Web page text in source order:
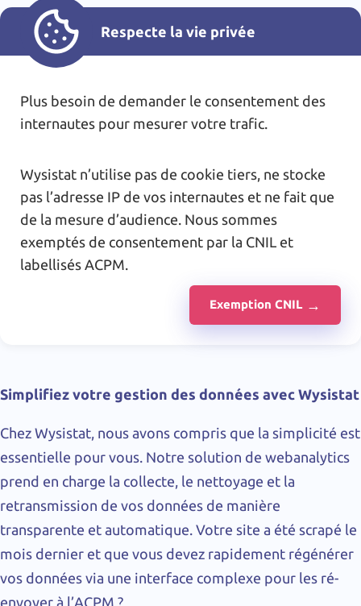
Respecte la vie privée
Plus besoin de demander le consentement des
internautes pour mesurer votre trafic.
Wysistat n’utilise pas de cookie tiers, ne stocke
pas l’adresse IP de vos internautes et ne fait que
de la mesure d’audience. Nous sommes
exemptés de consentement par la CNIL et
labellisés ACPM.
Exemption CNIL
Simplifiez votre gestion des données avec Wysistat
Chez Wysistat, nous avons compris que la simplicité est
essentielle pour vous. Notre solution de webanalytics
prend en charge la collecte, le nettoyage et la
retransmission de vos données de manière
transparente et automatique. Votre site a été scrapé le
mois dernier et que vous devez rapidement régénérer
vos données via une interface complexe pour les ré-
envoyer à l’ACPM ?